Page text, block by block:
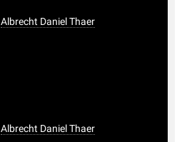
Albrecht Daniel Thaer
Albrecht Daniel Thaer